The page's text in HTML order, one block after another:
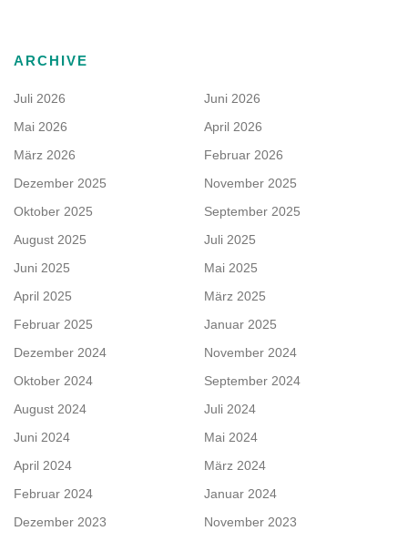
ARCHIVE
Juli 2026
Juni 2026
Mai 2026
April 2026
März 2026
Februar 2026
Dezember 2025
November 2025
Oktober 2025
September 2025
August 2025
Juli 2025
Juni 2025
Mai 2025
April 2025
März 2025
Februar 2025
Januar 2025
Dezember 2024
November 2024
Oktober 2024
September 2024
August 2024
Juli 2024
Juni 2024
Mai 2024
April 2024
März 2024
Februar 2024
Januar 2024
Dezember 2023
November 2023